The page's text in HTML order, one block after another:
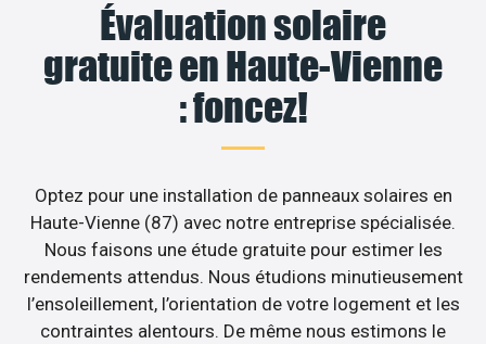
Évaluation solaire
gratuite en Haute-Vienne
: foncez!
Optez pour une installation de panneaux solaires en
Haute-Vienne (87) avec notre entreprise spécialisée.
Nous faisons une étude gratuite pour estimer les
rendements attendus. Nous étudions minutieusement
l’ensoleillement, l’orientation de votre logement et les
contraintes alentours. De même nous estimons le